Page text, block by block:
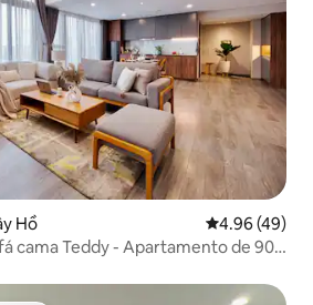
Hồ Calificación
4.96 (49)
cama Teddy - Apartamento de 90